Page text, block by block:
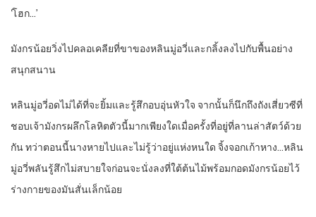
‘โฮก…’
มังกรน้อยวิ่งไปคลอเคลียที่ขาของหลินมู่อวี่และกลิ้งลงไปกับพื้นอย่าง
สนุกสนาน
หลินมู่อวี่อดไม่ได้ที่จะยิ้มและรู้สึกอบอุ่นหัวใจ จากนั้นก็นึกถึงถังเสี่ยวซีที่
ชอบเจ้ามังกรผลึกโลหิตตัวนี้มากเพียงใดเมื่อครั้งที่อยู่ที่ลานล่าสัตว์ด้วย
กัน ทว่าตอนนี้นางหายไปและไม่รู้ว่าอยู่แห่งหนใด จิ้งจอกเก้าหาง…หลิน
มู่อวี่พลันรู้สึกไม่สบายใจก่อนจะนั่งลงที่ใต้ต้นไม้พร้อมกอดมังกรน้อยไว้
ร่างกายของมันสั่นเล็กน้อย